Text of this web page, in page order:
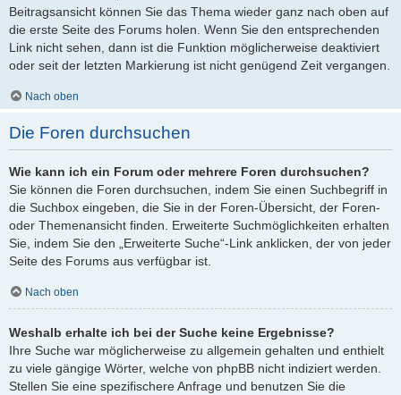
Beitragsansicht können Sie das Thema wieder ganz nach oben auf
die erste Seite des Forums holen. Wenn Sie den entsprechenden
Link nicht sehen, dann ist die Funktion möglicherweise deaktiviert
oder seit der letzten Markierung ist nicht genügend Zeit vergangen.
Nach oben
Die Foren durchsuchen
Wie kann ich ein Forum oder mehrere Foren durchsuchen?
Sie können die Foren durchsuchen, indem Sie einen Suchbegriff in
die Suchbox eingeben, die Sie in der Foren-Übersicht, der Foren-
oder Themenansicht finden. Erweiterte Suchmöglichkeiten erhalten
Sie, indem Sie den „Erweiterte Suche“-Link anklicken, der von jeder
Seite des Forums aus verfügbar ist.
Nach oben
Weshalb erhalte ich bei der Suche keine Ergebnisse?
Ihre Suche war möglicherweise zu allgemein gehalten und enthielt
zu viele gängige Wörter, welche von phpBB nicht indiziert werden.
Stellen Sie eine spezifischere Anfrage und benutzen Sie die